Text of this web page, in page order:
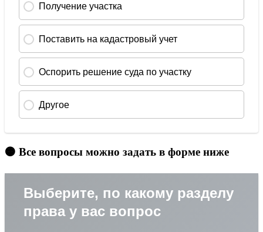
🟠 Все вопросы можно задать в форме ниже